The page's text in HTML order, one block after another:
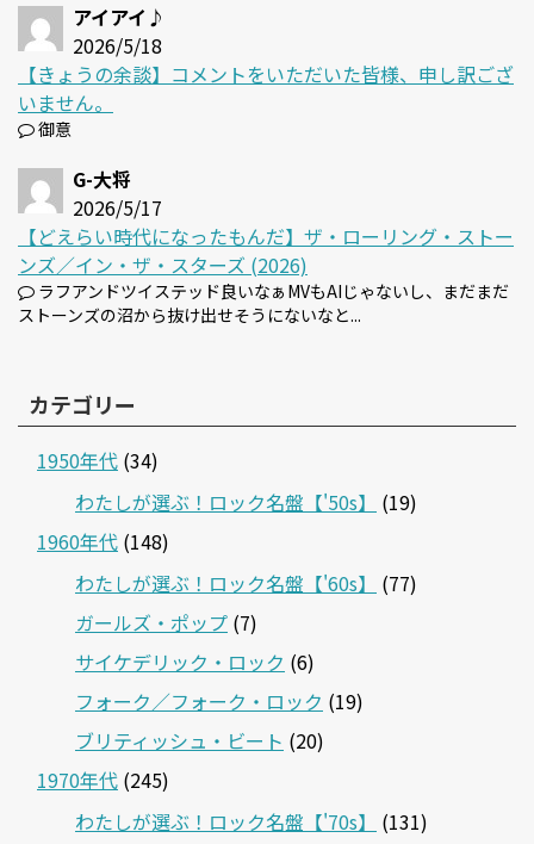
アイアイ♪
2026/5/18
【きょうの余談】コメントをいただいた皆様、申し訳ござ
いません。
御意
G-大将
2026/5/17
【どえらい時代になったもんだ】ザ・ローリング・ストー
ンズ／イン・ザ・スターズ (2026)
ラフアンドツイステッド良いなぁMVもAIじゃないし、まだまだ
ストーンズの沼から抜け出せそうにないなと...
カテゴリー
1950年代 (34)
わたしが選ぶ！ロック名盤【'50s】
(19)
1960年代 (148)
わたしが選ぶ！ロック名盤【'60s】
(77)
ガールズ・ポップ (7)
サイケデリック・ロック (6)
フォーク／フォーク・ロック (19)
ブリティッシュ・ビート (20)
1970年代 (245)
わたしが選ぶ！ロック名盤【'70s】
(131)